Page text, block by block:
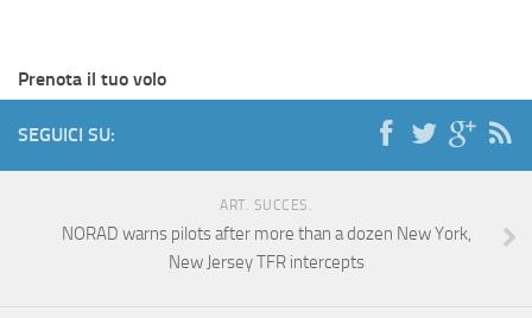
Prenota il tuo volo
SEGUICI SU:
ART. SUCCES.
NORAD warns pilots after more than a dozen New York,
New Jersey TFR intercepts